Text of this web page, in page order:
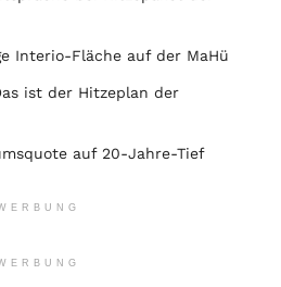
Interio-Fläche auf der MaHü
ist der Hitzeplan der
auf 20-Jahre-Tief